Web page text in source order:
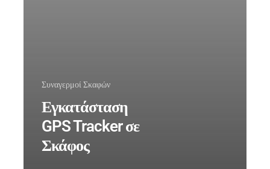
Συναγερμοί Σκαφών
Εγκατάσταση
GPS Tracker σε
Σκάφος